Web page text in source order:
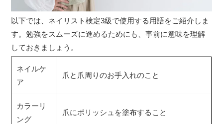
以下では、ネイリスト検定3級で使用する用語をご紹介しま
す。勉強をスムーズに進めるためにも、事前に意味を理解
しておきましょう。
ネイルケ
ア
爪と爪周りのお手入れのこと
カラーリ
ング
爪にポリッシュを塗布すること